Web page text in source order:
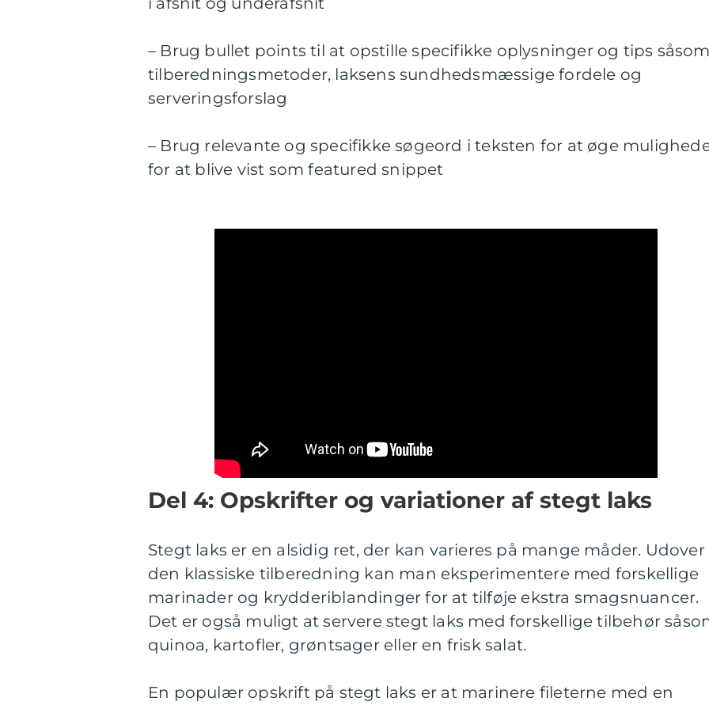
– Brug bullet points til at opstille specifikke oplysninger og tips
tilberedningsmetoder, laksens sundhedsmæssige fordele og
serveringsforslag
– Brug relevante og specifikke søgeord i teksten for at øge
for at blive vist som featured snippet
Del 4: Opskrifter og variationer af stegt laks
Stegt laks er en alsidig ret, der kan varieres på mange måder. Udover
den klassiske tilberedning kan man eksperimentere med forskellige
marinader og krydderiblandinger for at tilføje ekstra smagsnuancer.
Det er også muligt at servere stegt laks med forskellige tilbehør
quinoa, kartofler, grøntsager eller en frisk salat.
En populær opskrift på stegt laks er at marinere fileterne med en